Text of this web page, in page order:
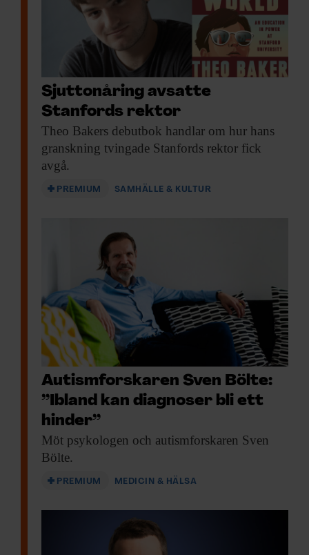
Sjuttonåring avsatte
Stanfords rektor
Theo Bakers debutbok handlar om hur hans
granskning tvingade Stanfords rektor fick
avgå.
PREMIUM SAMHÄLLE & KULTUR
Autismforskaren Sven Bölte:
”Ibland kan diagnoser bli ett
hinder”
Möt psykologen och autismforskaren Sven
Bölte.
PREMIUM MEDICIN & HÄLSA